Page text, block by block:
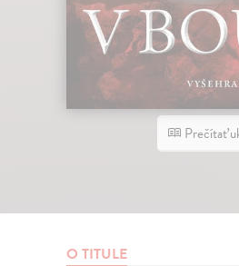
Prečítať
O TITULE